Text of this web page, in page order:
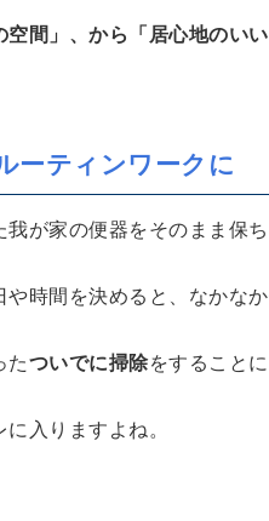
空間」、から「居心地のい
ーティンワークに
が家の便器をそのまま保ち
時間を決めると、なかな
たついでに掃除をすることに
入りますよね。